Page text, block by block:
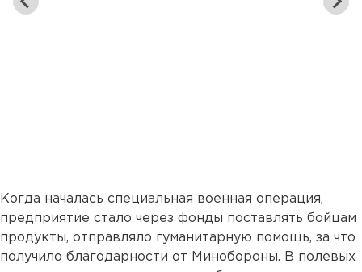
Когда началась специальная военная операция,
предприятие стало через фонды поставлять бойцам
продукты, отправляло гуманитарную помощь, за что
получило благодарности от Минобороны. В полевых